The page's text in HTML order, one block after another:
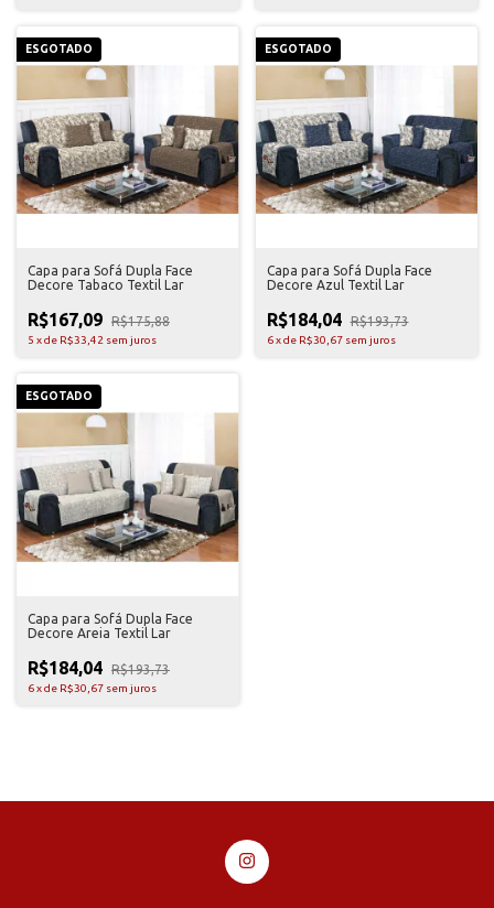
ESGOTADO
Capa para Sofá Dupla Face
Decore Tabaco Textil Lar
R$167,09 R$175,88
5 xde R$33,42 sem juros
ESGOTADO
Capa para Sofá Dupla Face
Decore Azul Textil Lar
R$184,04 R$193,73
6 xde R$30,67 sem juros
ESGOTADO
Capa para Sofá Dupla Face
Decore Areia Textil Lar
R$184,04 R$193,73
6xde R$30,67 sem juros